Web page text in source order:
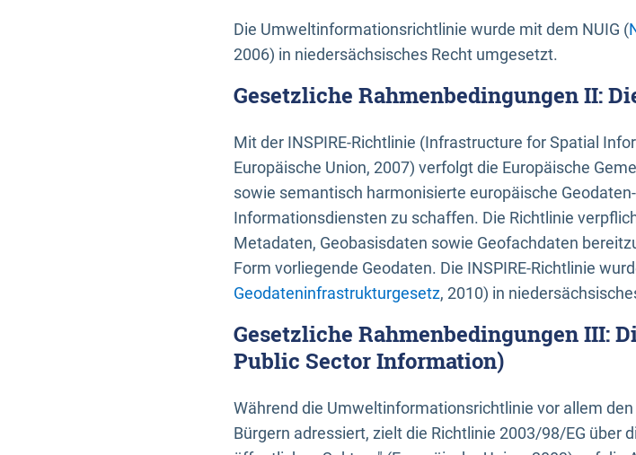
Die Umweltinformationsrichtlinie wurde mit dem NUIG (
2006) in niedersächsisches Recht umgesetzt.
Gesetzliche Rahmenbedingungen II:
Mit der INSPIRE-Richtlinie (Infrastructure for Spatial
Europäische Union, 2007) verfolgt die Europäische
sowie semantisch harmonisierte europäische
Informationsdiensten zu schaffen. Die Richtlinie
Metadaten, Geobasisdaten sowie Geofachdaten
Form vorliegende Geodaten. Die INSPIRE-Richtlinie
Geodateninfrastrukturgesetz, 2010) in
Gesetzliche Rahmenbedingungen III:
Public Sector Information)
Während die Umweltinformationsrichtlinie vor allem
Bürgern adressiert, zielt die Richtlinie 2003/98/EG über